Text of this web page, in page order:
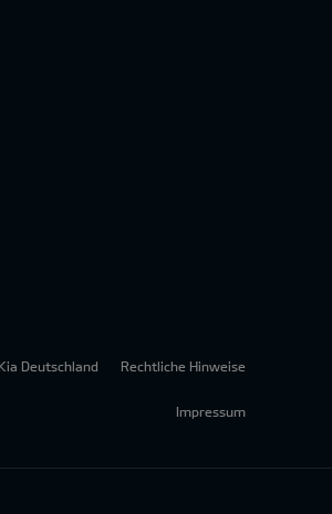
Kia Deutschland Rechtliche Hinweise
Impressum